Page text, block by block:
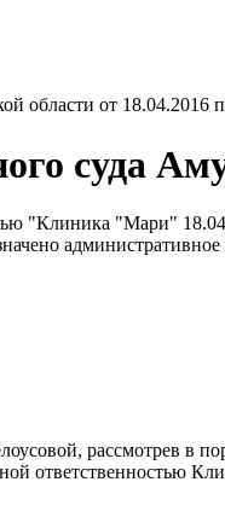
области от 18.04.2016
суда
"Клиника "Мари"
рассмотрев в
ответственностью